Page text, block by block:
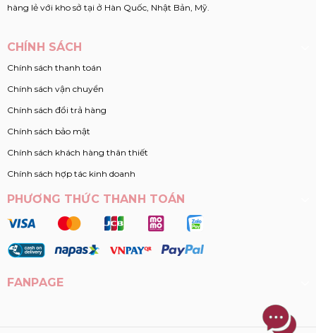
hàng lẻ với kho sở tại ở Hàn Quốc, Nhật Bản, Mỹ.
CHÍNH SÁCH
Chính sách thanh toán
Chính sách vận chuyển
Chính sách đổi trả hàng
Chính sách bảo mật
Chính sách khách hàng thân thiết
Chính sách hợp tác kinh doanh
PHƯƠNG THỨC THANH TOÁN
FANPAGE